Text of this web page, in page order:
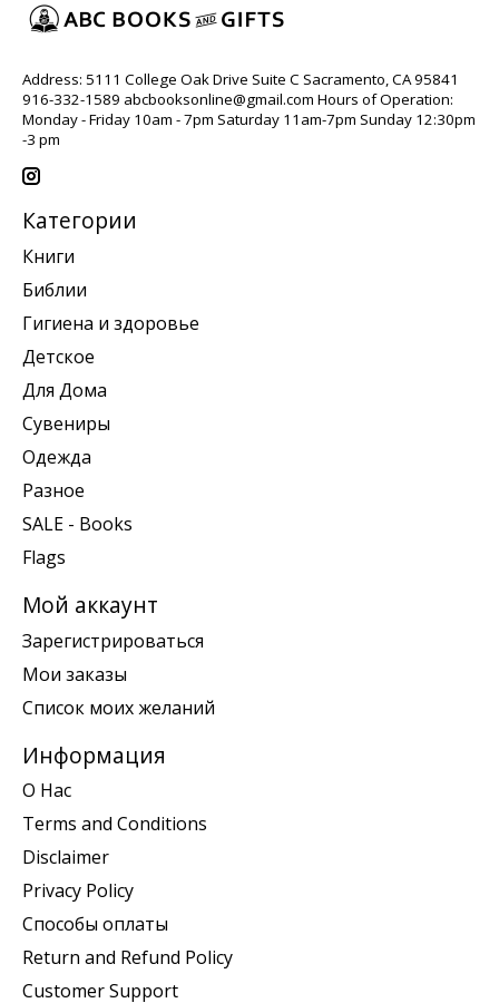
Address: 5111 College Oak Drive Suite C Sacramento, CA 95841
916-332-1589 abcbooksonline@gmail.com Hours of Operation:
Monday - Friday 10am - 7pm Saturday 11am-7pm Sunday 12:30pm
-3 pm
Категории
Книги
Библии
Гигиена и здоровье
Детское
Для Дома
Сувениры
Одежда
Разное
SALE - Books
Flags
Мой аккаунт
Зарегистрироваться
Мои заказы
Список моих желаний
Информация
О Нас
Terms and Conditions
Disclaimer
Privacy Policy
Способы оплаты
Return and Refund Policy
Customer Support